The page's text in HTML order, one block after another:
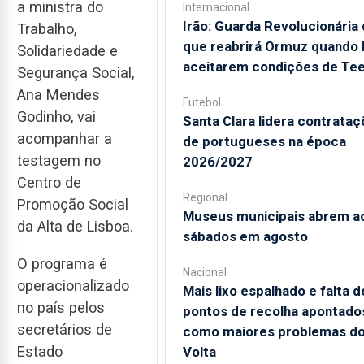
a ministra do
Trabalho,
Solidariedade e
Segurança Social,
Ana Mendes
Godinho, vai
acompanhar a
testagem no
Centro de
Promoção Social
da Alta de Lisboa.
O programa é
operacionalizado
no país pelos
secretários de
Estado
Internacional
Irão: Guarda Revolucionária
que reabrirá Ormuz quando
aceitarem condições de
Futebol
Santa Clara lidera
de portugueses na época
2026/2027
Regional
Museus municipais abrem
sábados em agosto
Nacional
Mais lixo espalhado e falta
pontos de recolha
como maiores problemas
Volta